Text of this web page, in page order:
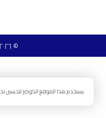
© ٢٠٢٦ ناصحون
يستخدم هذا الموقع الكوكيز لتحسين